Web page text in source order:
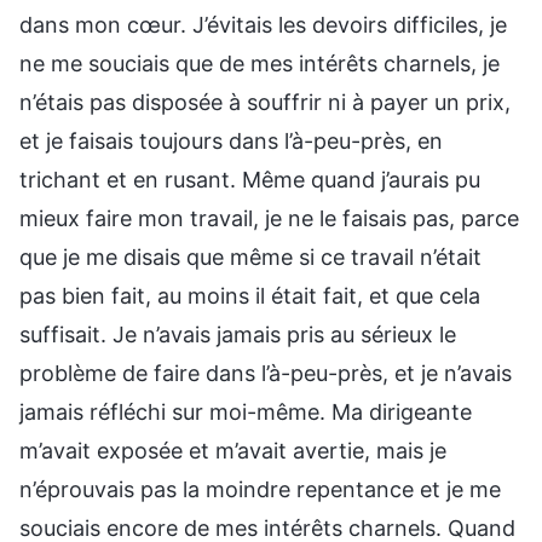
dans mon cœur. J’évitais les devoirs difficiles, je
ne me souciais que de mes intérêts charnels, je
n’étais pas disposée à souffrir ni à payer un prix,
et je faisais toujours dans l’à-peu-près, en
trichant et en rusant. Même quand j’aurais pu
mieux faire mon travail, je ne le faisais pas, parce
que je me disais que même si ce travail n’était
pas bien fait, au moins il était fait, et que cela
suffisait. Je n’avais jamais pris au sérieux le
problème de faire dans l’à-peu-près, et je n’avais
jamais réfléchi sur moi-même. Ma dirigeante
m’avait exposée et m’avait avertie, mais je
n’éprouvais pas la moindre repentance et je me
souciais encore de mes intérêts charnels. Quand